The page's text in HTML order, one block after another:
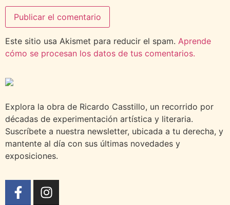
Este sitio usa Akismet para reducir el spam. Aprende
cómo se procesan los datos de tus comentarios.
Explora la obra de Ricardo Casstillo, un recorrido por
décadas de experimentación artística y literaria.
Suscríbete a nuestra newsletter, ubicada a tu derecha, y
mantente al día con sus últimas novedades y
exposiciones.